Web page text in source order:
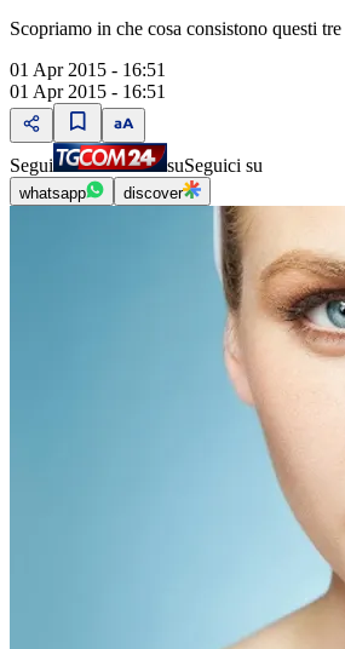
Scopriamo in che cosa consistono questi
01 Apr 2015 - 16:51
01 Apr 2015 - 16:51
Segui suSeguici su
whatsapp discover